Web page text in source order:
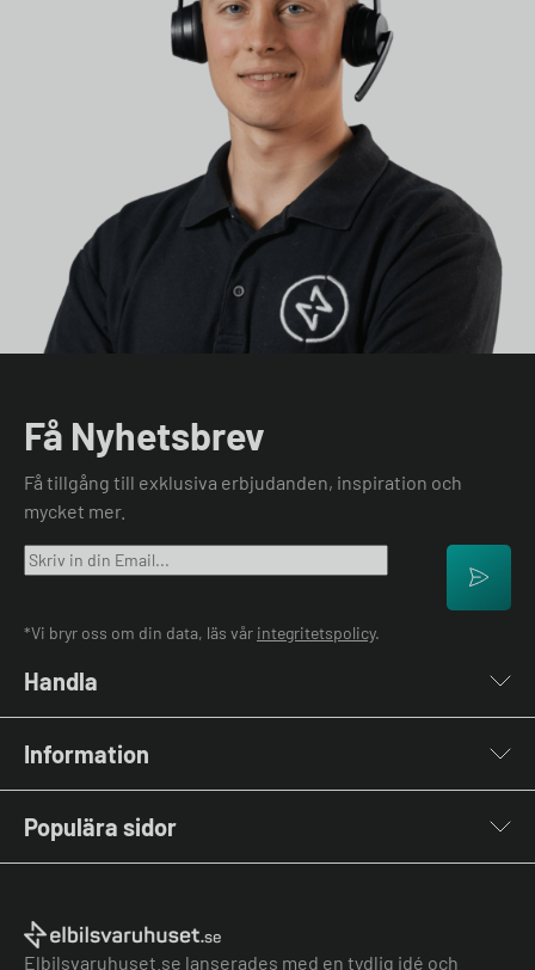
Få Nyhetsbrev
Få tillgång till exklusiva erbjudanden, inspiration och
mycket mer.
*Vi bryr oss om din data, läs vår integritetspolicy.
Handla
Laddkablar
Kabelhållare
Stolpar & Fästen
Portabla Laddare
Övriga tillbehör
Information
Kontakta oss
Vanliga frågor & svar
El-lexikon
Installation
Populära sidor
Elbilsladdare företag
Laddbox bäst i test
Elbilsvaruhuset.se lanserades med en tydlig idé och